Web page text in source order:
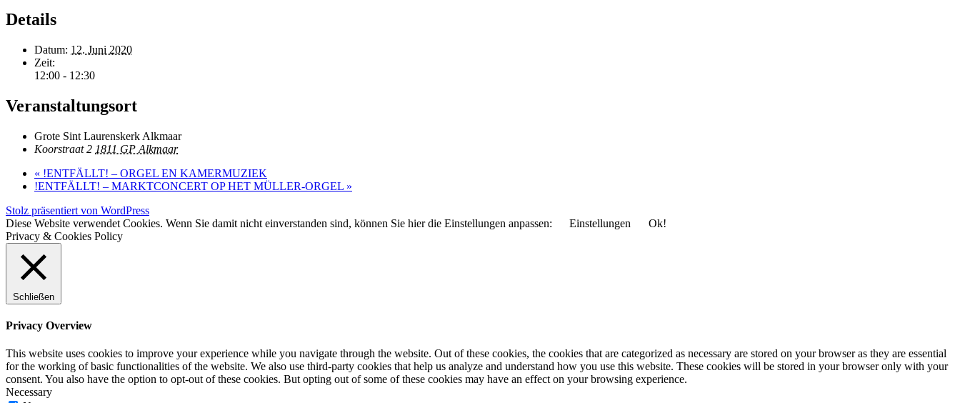
Details
Datum: 12. Juni 2020
Zeit:
12:00 - 12:30
Veranstaltungsort
Grote Sint Laurenskerk Alkmaar
Koorstraat 2 1811 GP Alkmaar
« !ENTFÄLLT! – ORGEL EN KAMERMUZIEK
!ENTFÄLLT! – MARKTCONCERT OP HET MÜLLER-ORGEL »
Stolz präsentiert von WordPress
Diese Website verwendet Cookies. Wenn Sie damit nicht einverstanden sind, können Sie hier die Einstellungen anpassen:
Einstellungen
Ok!
Privacy & Cookies Policy
Schließen
Privacy Overview
This website uses cookies to improve your experience while you navigate through the website. Out of these cookies, the cookies that are categorized as necessary are stored on your browser as they are essential
for the working of basic functionalities of the website. We also use third-party cookies that help us analyze and understand how you use this website. These cookies will be stored in your browser only with your
consent. You also have the option to opt-out of these cookies. But opting out of some of these cookies may have an effect on your browsing experience.
Necessary